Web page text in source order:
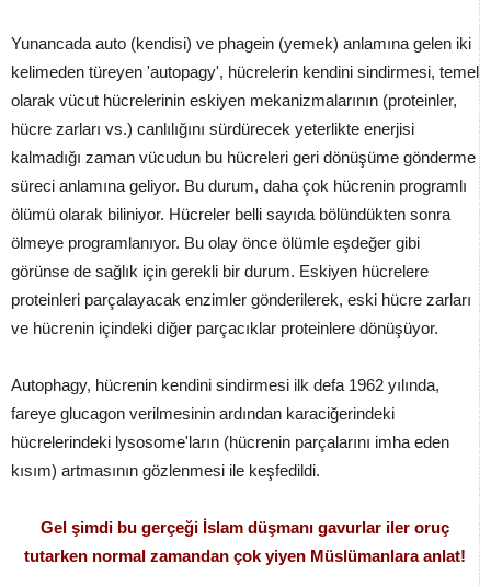
Yunancada auto (kendisi) ve phagein (yemek) anlamına gelen iki
kelimeden türeyen 'autopagy', hücrelerin kendini sindirmesi, temel
olarak vücut hücrelerinin eskiyen mekanizmalarının (proteinler,
hücre zarları vs.) canlılığını sürdürecek yeterlikte enerjisi
kalmadığı zaman vücudun bu hücreleri geri dönüşüme gönderme
süreci anlamına geliyor. Bu durum, daha çok hücrenin programlı
ölümü olarak biliniyor. Hücreler belli sayıda bölündükten sonra
ölmeye programlanıyor. Bu olay önce ölümle eşdeğer gibi
görünse de sağlık için gerekli bir durum. Eskiyen hücrelere
proteinleri parçalayacak enzimler gönderilerek, eski hücre zarları
ve hücrenin içindeki diğer parçacıklar proteinlere dönüşüyor.
Autophagy, hücrenin kendini sindirmesi ilk defa 1962 yılında,
fareye glucagon verilmesinin ardından karaciğerindeki
hücrelerindeki lysosome'ların (hücrenin parçalarını imha eden
kısım) artmasının gözlenmesi ile keşfedildi.
Gel şimdi bu gerçeği İslam düşmanı gavurlar iler oruç
tutarken normal zamandan çok yiyen Müslümanlara anlat!